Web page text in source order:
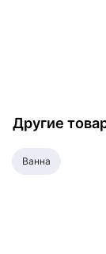
Другие
ванна